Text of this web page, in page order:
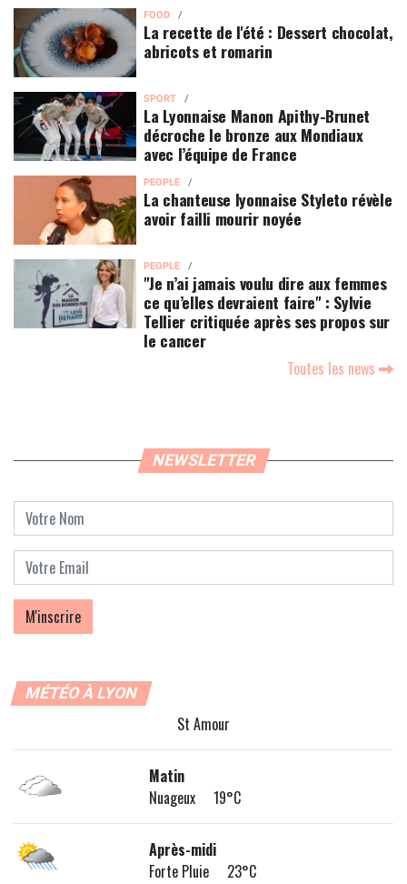
FOOD
La recette de l'été : Dessert chocolat,
abricots et romarin
SPORT
La Lyonnaise Manon Apithy-Brunet
décroche le bronze aux Mondiaux
avec l’équipe de France
PEOPLE
La chanteuse lyonnaise Styleto révèle
avoir failli mourir noyée
PEOPLE
"Je n’ai jamais voulu dire aux femmes
ce qu’elles devraient faire" : Sylvie
Tellier critiquée après ses propos sur
le cancer
Toutes les news
NEWSLETTER
MÉTÉO À LYON
St Amour
Matin
Nuageux 19°C
Après-midi
Forte Pluie 23°C